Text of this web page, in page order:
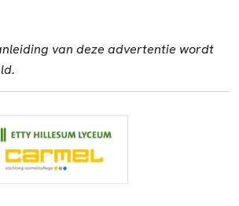
van deze advertentie wordt